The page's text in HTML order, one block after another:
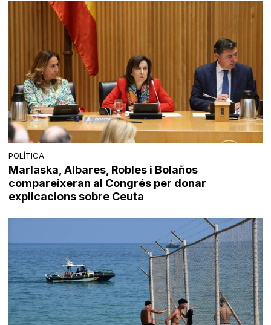
POLÍTICA
Marlaska, Albares, Robles i Bolaños
compareixeran al Congrés per donar
explicacions sobre Ceuta